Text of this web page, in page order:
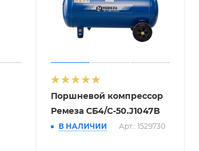
Поршневой компрессор
Ремеза СБ4/С-50.J1047B
В НАЛИЧИИ Арт.: 1529730